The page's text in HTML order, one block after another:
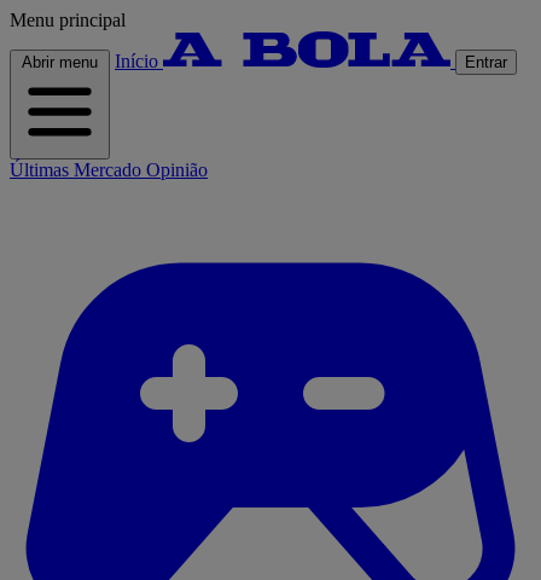
Menu principal
Abrir menu Início Entrar
Últimas Mercado Opinião